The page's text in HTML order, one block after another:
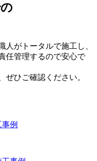
人がトータルで施工し、
任管理するので安心で
ぜひご確認ください。